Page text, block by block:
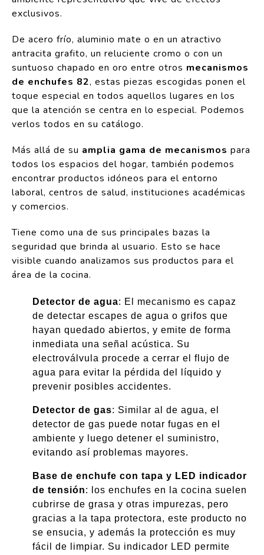
exclusivos.
De acero frío, aluminio mate o en un atractivo
antracita grafito, un reluciente cromo o con un
suntuoso chapado en oro entre otros mecanismos
de enchufes 82, estas piezas escogidas ponen el
toque especial en todos aquellos lugares en los
que la atención se centra en lo especial. Podemos
verlos todos en su catálogo.
Más allá de su amplia gama de mecanismos para
todos los espacios del hogar, también podemos
encontrar productos idóneos para el entorno
laboral, centros de salud, instituciones académicas
y comercios.
Tiene como una de sus principales bazas la
seguridad que brinda al usuario. Esto se hace
visible cuando analizamos sus productos para el
área de la cocina.
Detector de agua: El mecanismo es capaz
de detectar escapes de agua o grifos que
hayan quedado abiertos, y emite de forma
inmediata una señal acústica. Su
electroválvula procede a cerrar el flujo de
agua para evitar la pérdida del líquido y
prevenir posibles accidentes.
Detector de gas: Similar al de agua, el
detector de gas puede notar fugas en el
ambiente y luego detener el suministro,
evitando así problemas mayores.
Base de enchufe con tapa y LED indicador
de tensión: los enchufes en la cocina suelen
cubrirse de grasa y otras impurezas, pero
gracias a la tapa protectora, este producto no
se ensucia, y además la protección es muy
fácil de limpiar. Su indicador LED permite